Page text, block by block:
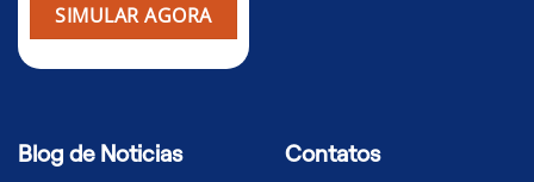
SIMULAR AGORA
Blog de Noticias Contatos